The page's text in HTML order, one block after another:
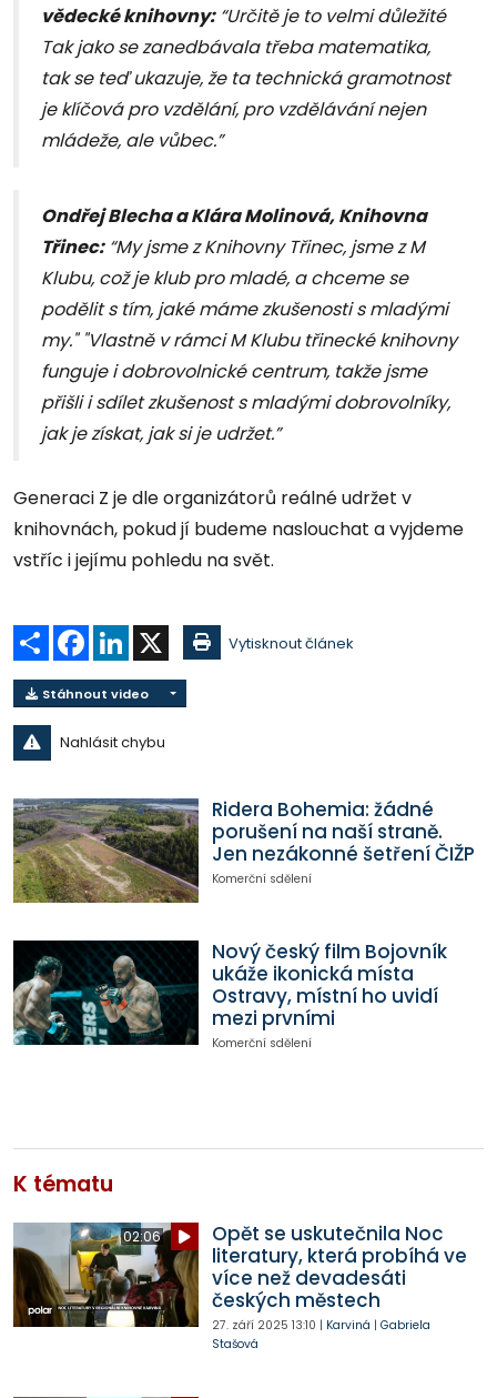
vědecké knihovny:“Určitě je to velmi důležité
Tak jako se zanedbávala třeba matematika,
tak se teď ukazuje, že ta technická gramotnost
je klíčová pro vzdělání, pro vzdělávání nejen
mládeže, ale vůbec.”
Ondřej Blecha a Klára Molinová, Knihovna
Třinec:“My jsme z Knihovny Třinec, jsme z M
Klubu, což je klub pro mladé, a chceme se
podělit s tím, jaké máme zkušenosti s mladými
my." "Vlastně v rámci M Klubu třinecké knihovny
funguje i dobrovolnické centrum, takže jsme
přišli i sdílet zkušenost s mladými dobrovolníky,
jak je získat, jak si je udržet.”
Generaci Z je dle organizátorů reálné udržet v
knihovnách, pokud jí budeme naslouchat a vyjdeme
vstříc i jejímu pohledu na svět.
Sdílet Facebook
LinkedIn Vytisknout článek
Stáhnout video
Nahlásit chybu
Ridera Bohemia: žádné
porušení na naší straně.
Jen nezákonné šetření ČIŽP
Komerční sdělení
Nový český film Bojovník
ukáže ikonická místa
Ostravy, místní ho uvidí
mezi prvními
Komerční sdělení
K tématu
02:06
Opět se uskutečnila Noc
literatury, která probíhá ve
více než devadesáti
českých městech
27. září 2025 13:10 | Karviná | Gabriela
Stašová